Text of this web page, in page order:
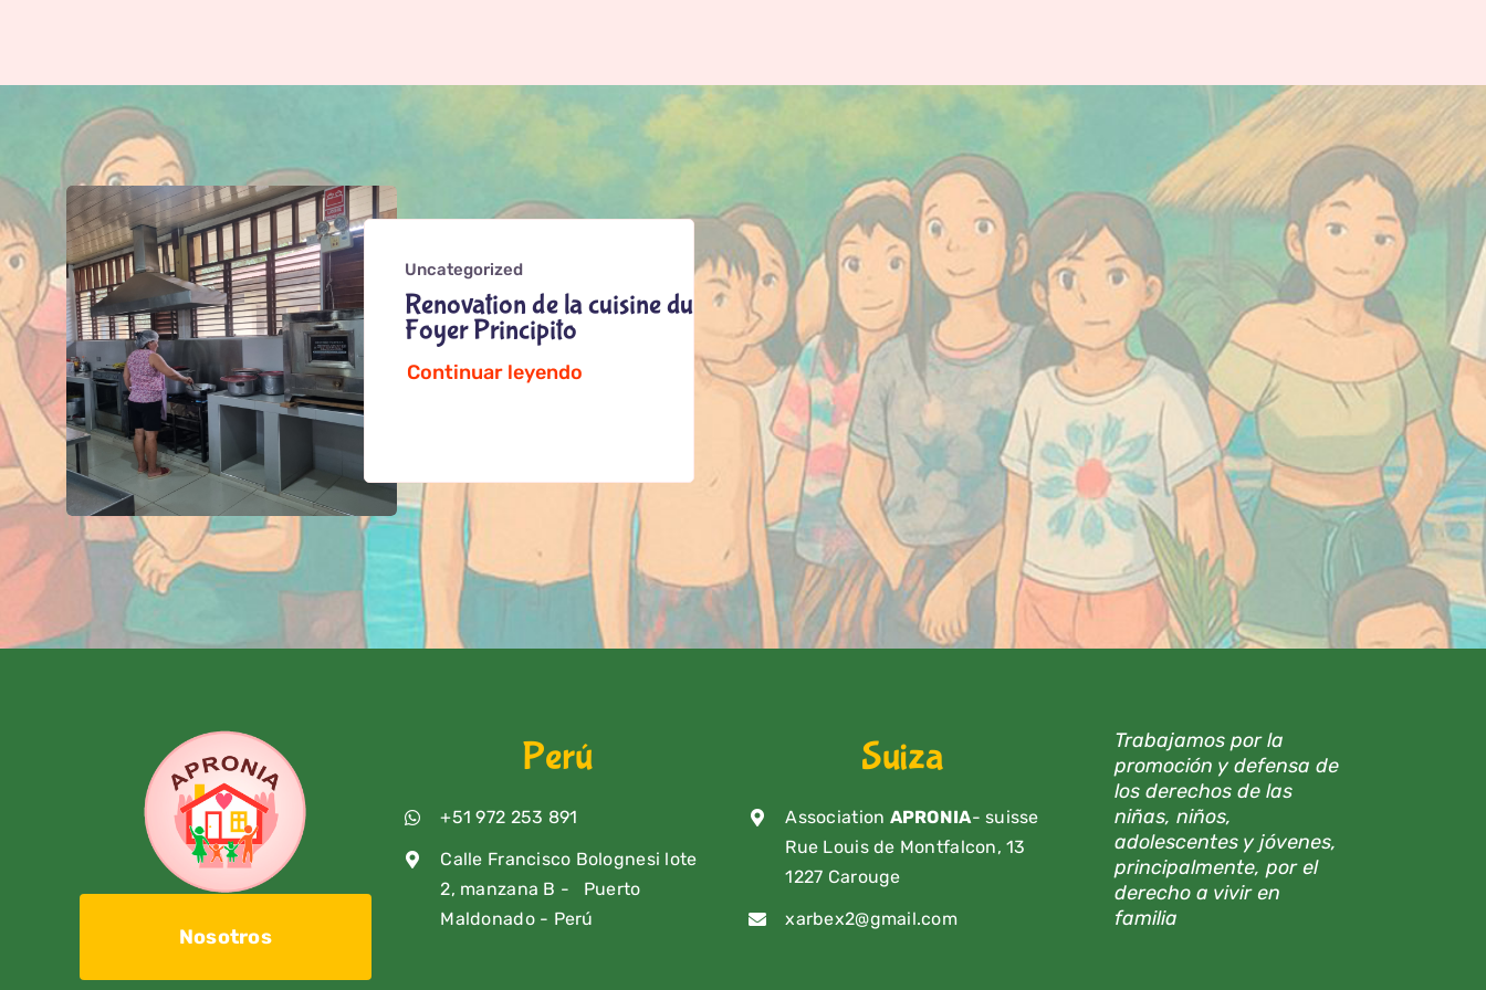
Uncategorized
Renovation de la cuisine du
Foyer Principito
Continuar leyendo
Nosotros
Perú
+51 972 253 891
Calle Francisco Bolognesi lote
2, manzana B - Puerto
Maldonado - Perú
Suiza
Association APRONIA- suisse
Rue Louis de Montfalcon, 13
1227 Carouge
xarbex2@gmail.com
Trabajamos por la
promoción y defensa de
los derechos de las
niñas, niños,
adolescentes y jóvenes,
principalmente, por el
derecho a vivir en
familia